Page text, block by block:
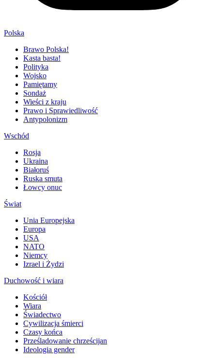
Polska
Brawo Polska!
Kasta basta!
Polityka
Wojsko
Pamiętamy
Sondaż
Wieści z kraju
Prawo i Sprawiedliwość
Antypolonizm
Wschód
Rosja
Ukraina
Białoruś
Ruska smuta
Łowcy onuc
Świat
Unia Europejska
Europa
USA
NATO
Niemcy
Izrael i Żydzi
Duchowość i wiara
Kościół
Wiara
Świadectwo
Cywilizacja śmierci
Czasy końca
Prześladowanie chrześcijan
Ideologia gender